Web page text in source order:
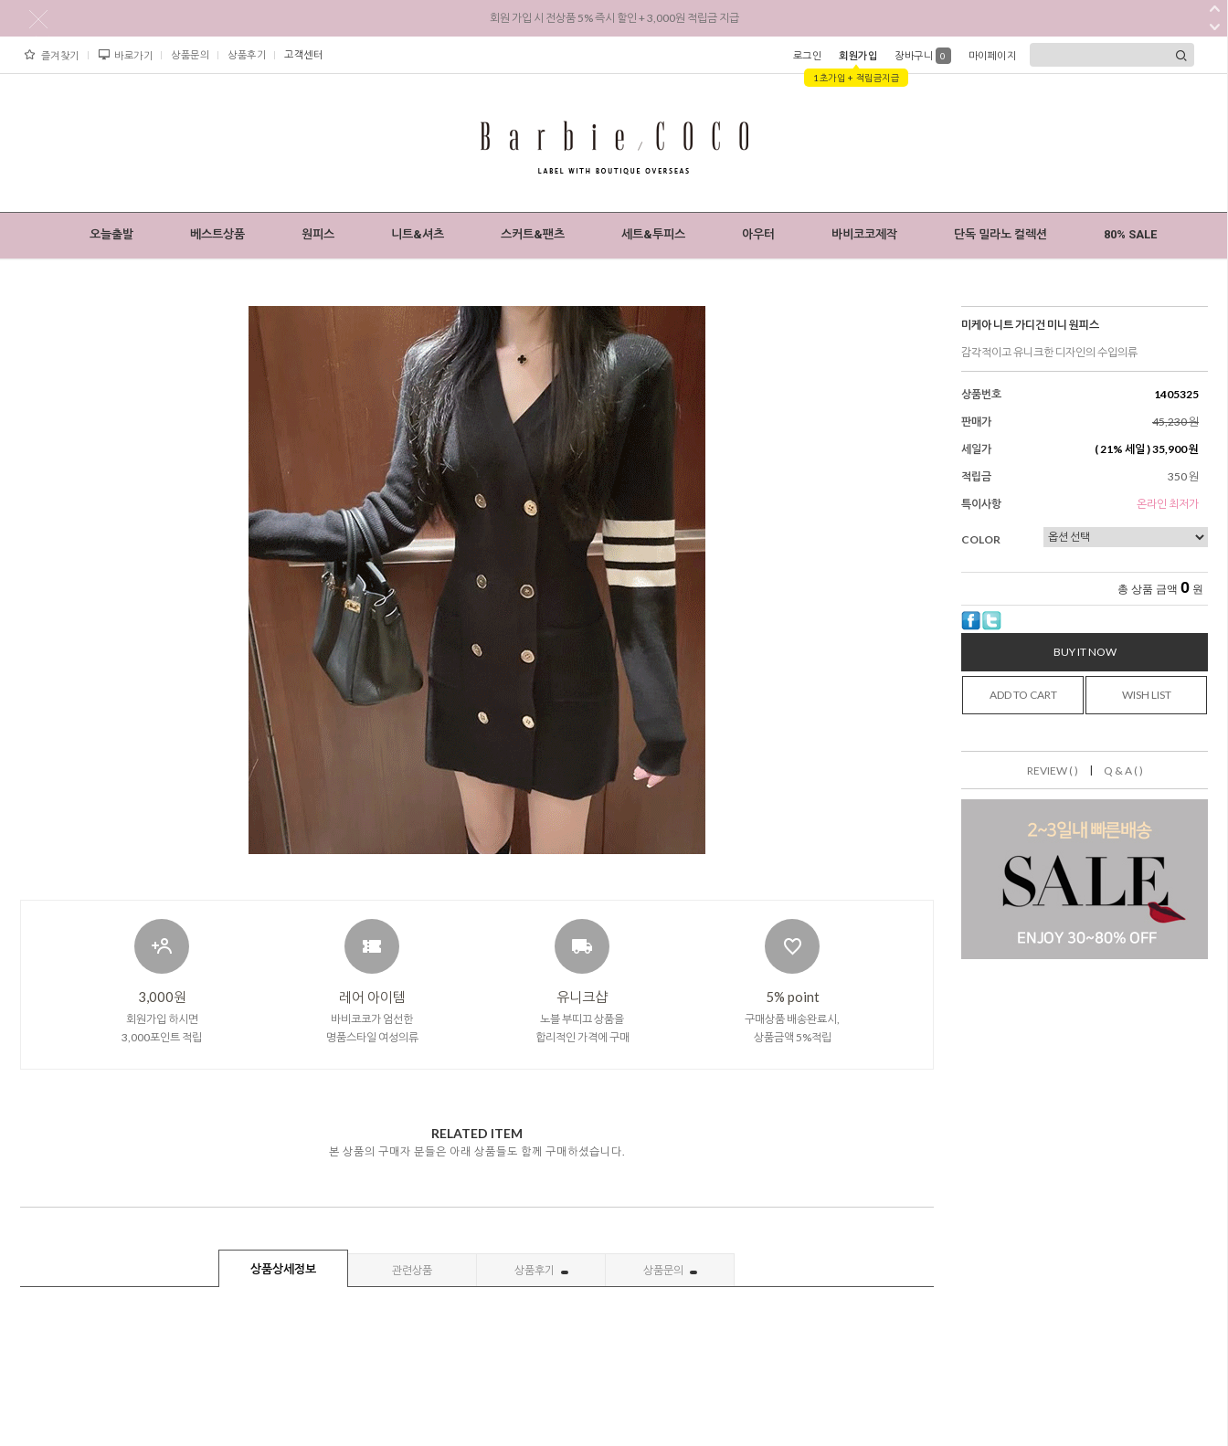
회원 가입 시 전상품 5% 즉시 할인 + 3,000원 적립금 지급
즐겨찾기 바로가기 상품문의 상품후기 고객센터 로그인 회원가입
1초가입 + 적립금지급
장바구니 0 마이페이지
오늘출발 베스트상품 원피스 니트&셔츠 스커트&팬츠 세트&투피스 아우터 바비코코제작 단독 밀라노 컬렉션 80% SALE
3,000원
회원가입 하시면
3,000포인트 적립
레어 아이템
바비코코가 엄선한
명품스타일 여성의류
유니크샵
노블 부띠끄 상품을
합리적인 가격에 구매
5% point
구매상품 배송완료시,
상품금액 5%적립
RELATED ITEM
본 상품의 구매자 분들은 아래 상품들도 함께 구매하셨습니다.
상품상세정보 관련상품 상품후기 상품문의
미케아 니트 가디건 미니 원피스
감각적이고 유니크한 디자인의 수입의류
상품번호
1405325
판매가
45,230 원
세일가
(21% 세일 )35,900 원
적립금
350 원
특이사항
온라인 최저가
COLOR
총 상품 금액 0 원
BUY IT NOW
ADD TO CART WISH LIST
REVIEW ( ) | Q & A ( )